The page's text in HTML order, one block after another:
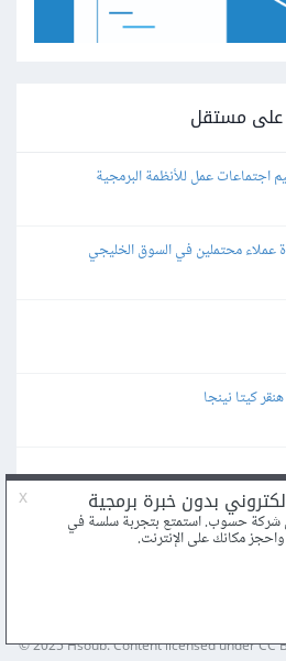
على مستقل
عملاء محتملين في السوق الخليجي
كيتا نينجا
© 2025Hsoub.Content licensed underCC